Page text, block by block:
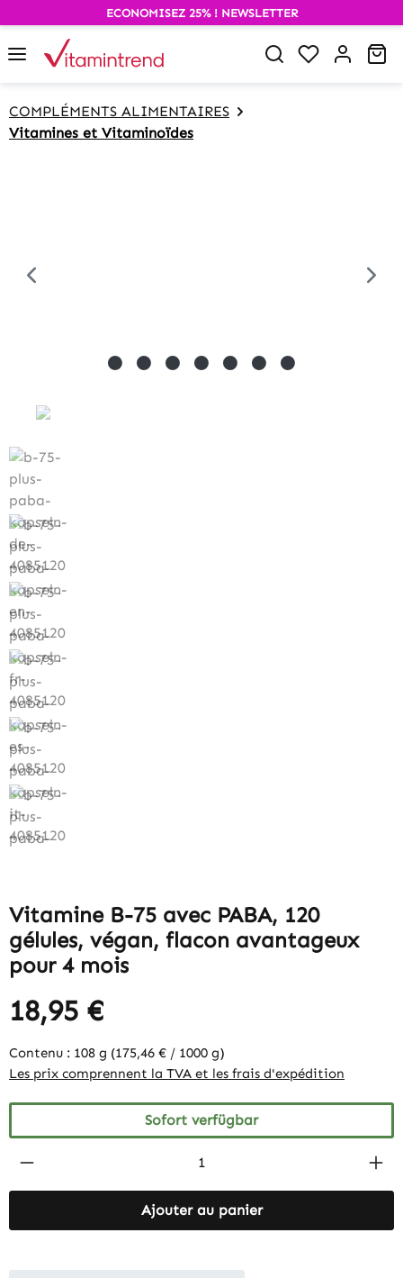
springen
ECONOMISEZ 25% ! NEWSLETTER
COMPLÉMENTS ALIMENTAIRES
Vitamines et Vitaminoïdes
Vitamine B-75 avec PABA, 120
gélules, végan, flacon avantageux
pour 4 mois
18,95 €
Contenu : 108 g (175,46 € / 1000 g)
Les prix comprennent la TVA et les frais d'expédition
Sofort verfügbar
Produkt Anzahl: Gib den gewünschten
Ajouter au panier